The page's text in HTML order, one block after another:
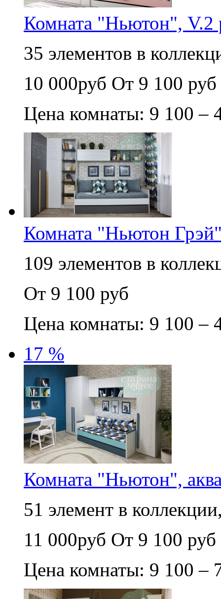
Комната "Ньютон", V.2
35 элементов в
10 000руб От 9 100 руб
Цена комнаты: 9 100 –
Комната "Ньютон
109 элементов в
От 9 100 руб
Цена комнаты: 9 100 –
17 %
Комната "Ньютон",
51 элемент в
11 000руб От 9 100 руб
Цена комнаты: 9 100 –